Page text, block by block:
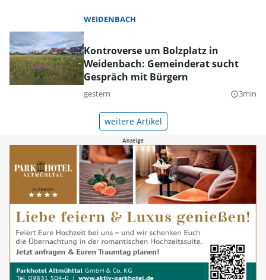
WEIDENBACH
Kontroverse um Bolzplatz in
Weidenbach: Gemeinderat sucht
Gespräch mit Bürgern
gestern query_builder3min
weitere Artikel